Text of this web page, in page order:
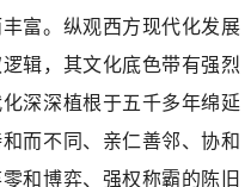
富。纵观西方现代化发展
辑，其文化底色带有强烈
深深植根于五千多年绵延
而不同、亲仁善邻、协和
和博弈、强权称霸的陈旧